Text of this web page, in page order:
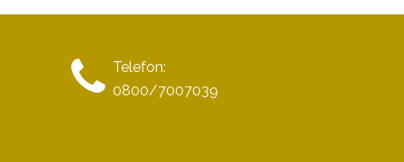
Telefon:
0800/7007039